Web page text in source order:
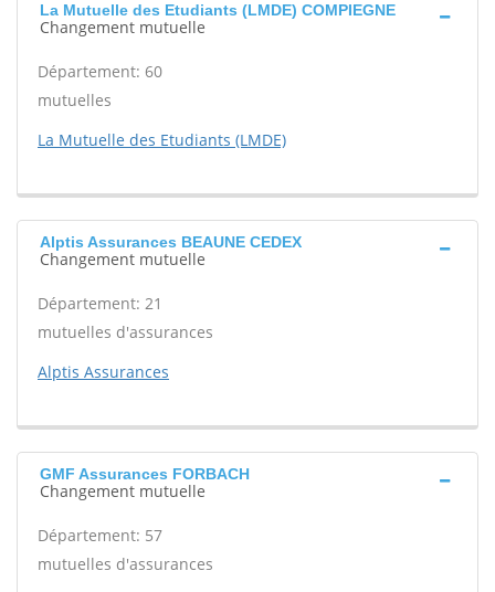
La Mutuelle des Etudiants (LMDE) COMPIEGNE
Changement mutuelle
Département: 60
mutuelles
La Mutuelle des Etudiants (LMDE)
Alptis Assurances BEAUNE CEDEX
Changement mutuelle
Département: 21
mutuelles d'assurances
Alptis Assurances
GMF Assurances FORBACH
Changement mutuelle
Département: 57
mutuelles d'assurances